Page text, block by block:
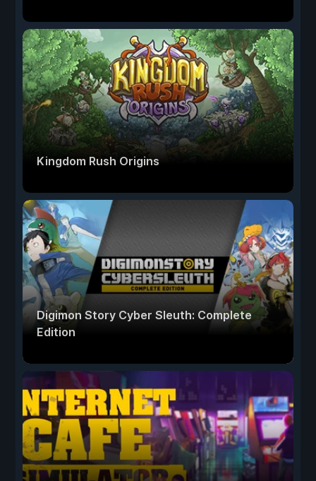
Kingdom Rush Origins
Digimon Story Cyber Sleuth: Complete
Edition